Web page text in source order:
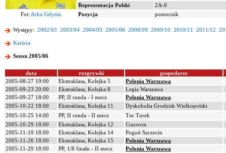
Reprezentacja Polski
2A-0
Fot: Arka Gdynia Pozycja pomocnik
Występy: 2002/03 2003/04 2004/05 2005/06 2008/09 2009/10 2010/11 2011/12
Kariera
Sezon 2005/06
data rozgrywki gospodarze
2005-08-27 19:00
Ekstraklasa, Kolejka 5
Polonia Warszawa
2005-09-23 20:00
Ekstraklasa, Kolejka 8
Legia Warszawa
2005-09-27 18:00
PP, II runda - I mecz
Polonia Warszawa
2005-10-22 18:00
Ekstraklasa, Kolejka 11
Dyskobolia Grodzisk Wielkopolski
2005-10-25 14:00
PP, II runda - II mecz
Tur Turek
2005-10-29 18:00
Ekstraklasa, Kolejka 12
Cracovia
2005-11-19 18:00
Ekstraklasa, Kolejka 14
Pogoń Szczecin
2005-11-26 18:00
Ekstraklasa, Kolejka 15
Polonia Warszawa
2005-11-29 18:00
PP, 1/8 finału - II mecz
Polonia Warszawa